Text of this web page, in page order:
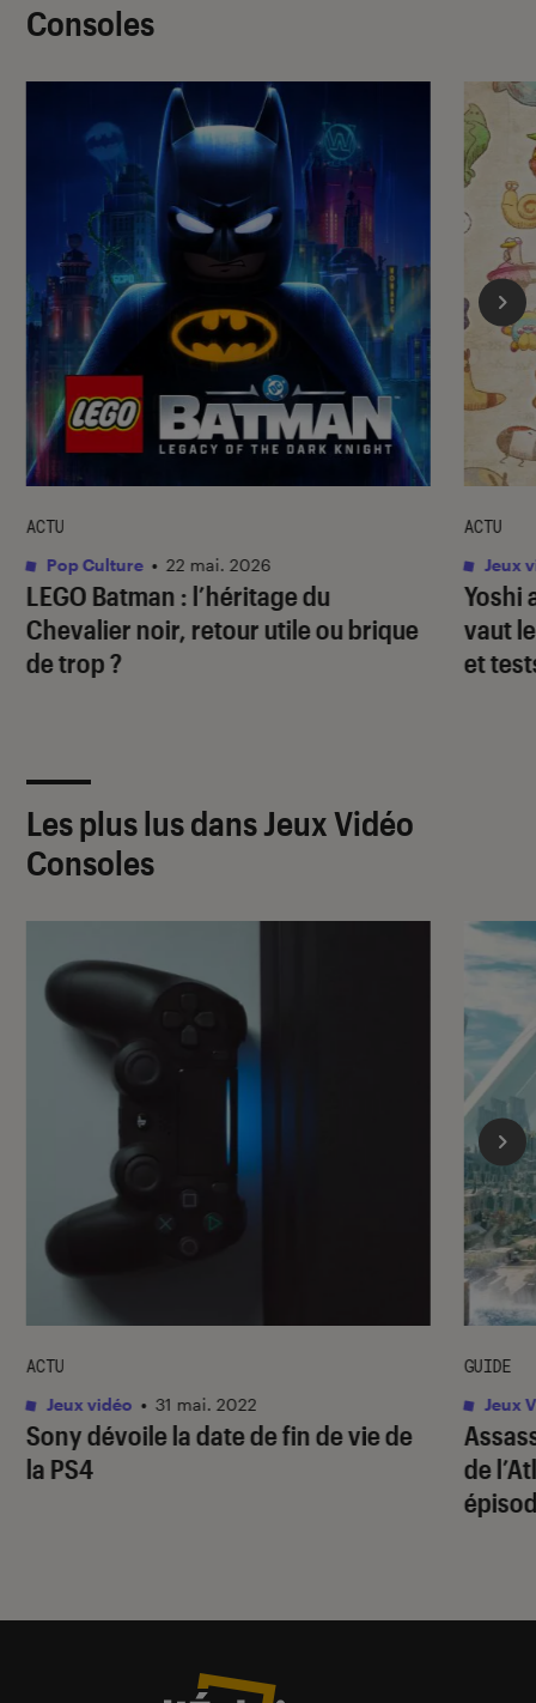
Consoles
LEGO Batman : l’héritage du
Chevalier noir, retour utile ou brique
de trop ?
ACTU
Pop Culture • 22 mai. 2026
Yoshi
vaut
et
ACTU
Jeux
Les plus lus dans Jeux Vidéo
Consoles
Sony dévoile la date de fin de vie de
la PS4
ACTU
Jeux vidéo • 31 mai. 2022
de
GUIDE
Jeux